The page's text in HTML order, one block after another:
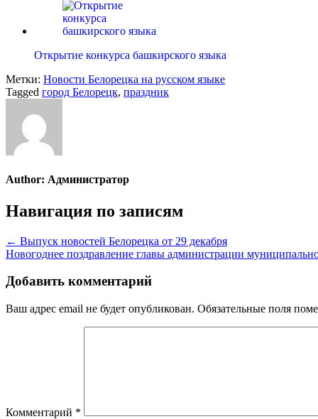
Открытие конкурса башкирского языка
Метки: Новости Белорецка на русском языке
Tagged город Белорецк, праздник
Author: Администратор
Навигация по записям
← Выпуск новостей Белорецка от 29 декабря
Новогоднее поздравление главы администрации
Добавить комментарий
Ваш адрес email не будет опубликован. Обязательные поля
Комментарий *